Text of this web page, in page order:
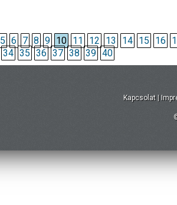
5 6 7 8 9 10 11 12 13 14 15 16
34 35 36 37 38 39 40
Kapcsolat |